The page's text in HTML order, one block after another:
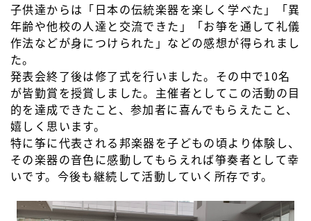
子供達からは「日本の伝統楽器を楽しく学べた」「異
年齢や他校の人達と交流できた」「お箏を通して礼儀
作法などが身につけられた」などの感想が得られまし
た。
発表会終了後は修了式を行いました。その中で10名
が皆勤賞を授賞しました。主催者としてこの活動の目
的を達成できたこと、参加者に喜んでもらえたこと、
嬉しく思います。
特に筝に代表される邦楽器を子どもの頃より体験し、
その楽器の音色に感動してもらえれば箏奏者として幸
いです。今後も継続して活動していく所存です。